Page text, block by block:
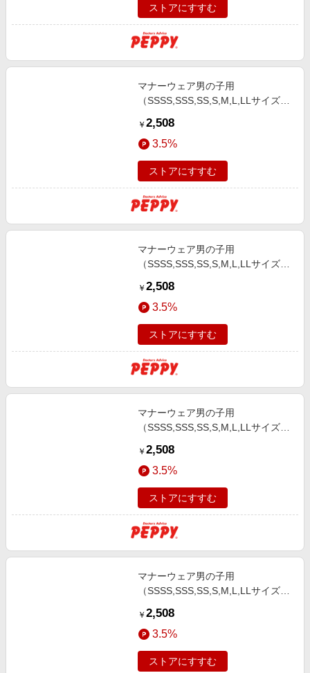
ストアにすすむ
マナーウェア男の子用
（SSSS,SSS,SS,S,M,L,LLサイズ）
イスト４０枚
￥ 2,508
3.5%
ストアにすすむ
マナーウェア男の子用
（SSSS,SSS,SS,S,M,L,LLサイズ）
ドテイスト５２枚
￥ 2,508
3.5%
ストアにすすむ
マナーウェア男の子用
（SSSS,SSS,SS,S,M,L,LLサイズ）
イスト４２枚
￥ 2,508
3.5%
ストアにすすむ
マナーウェア男の子用
（SSSS,SSS,SS,S,M,L,LLサイズ）
テイスト４８枚
￥ 2,508
3.5%
ストアにすすむ